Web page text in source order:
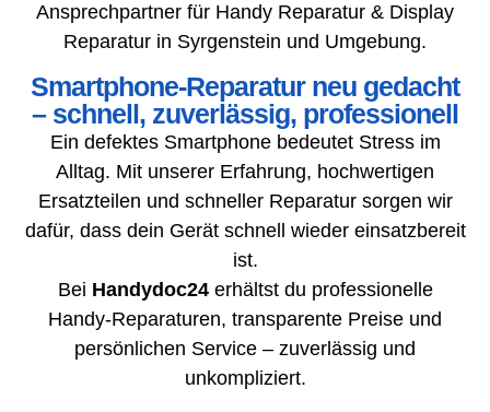
Ansprechpartner für Handy Reparatur & Display
Reparatur in Syrgenstein und Umgebung.
Smartphone-Reparatur neu gedacht
– schnell, zuverlässig, professionell
Ein defektes Smartphone bedeutet Stress im
Alltag. Mit unserer Erfahrung, hochwertigen
Ersatzteilen und schneller Reparatur sorgen wir
dafür, dass dein Gerät schnell wieder einsatzbereit
ist.
Bei Handydoc24erhältst du professionelle
Handy-Reparaturen, transparente Preise und
persönlichen Service – zuverlässig und
unkompliziert.